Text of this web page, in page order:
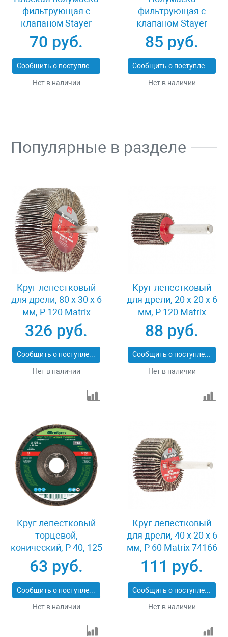
фильтрующая с
клапаном Stayer
11113_z01
70 руб.
Сообщить о поступлении
Нет в наличии
фильтрующая с
клапаном Stayer
MASTER 11116
85 руб.
Сообщить о поступлении
Нет в наличии
Популярные в разделе
Круг лепестковый
для дрели, 80 х 30 х 6
мм, P 120 Matrix
74146
326 руб.
Сообщить о поступлении
Нет в наличии
Круг лепестковый
для дрели, 20 х 20 х 6
мм, P 120 Matrix
74104
88 руб.
Сообщить о поступлении
Нет в наличии
Круг лепестковый
торцевой,
конический, Р 40, 125
х 22.2 мм Сибртех
74083
63 руб.
Сообщить о поступлении
Нет в наличии
Круг лепестковый
для дрели, 40 х 20 х 6
мм, P 60 Matrix 74166
111 руб.
Сообщить о поступлении
Нет в наличии